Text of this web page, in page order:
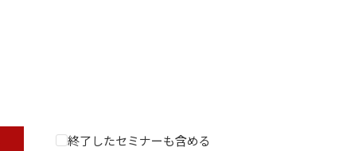
終了したセミナーも含める